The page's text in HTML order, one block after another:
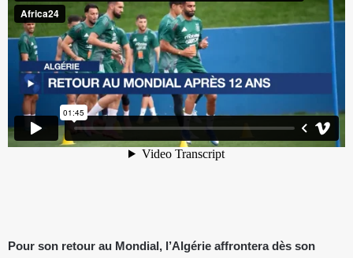
Pour son retour au Mondial, l’Algérie affrontera dès son